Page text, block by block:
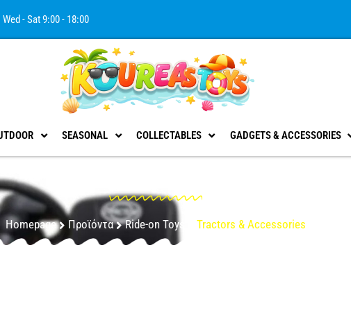
Wed - Sat 9:00 - 18:00
SEASONAL COLLECTABLES GADGETS & ACCESSORIES
Homepage Προϊόντα Ride-on Toys Tractors & Accessories